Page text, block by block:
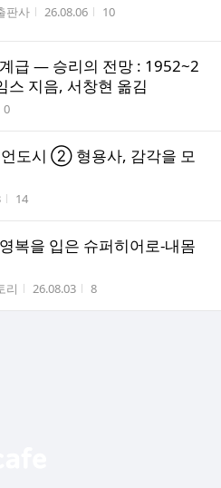
판사 작성시간
26.08.06 조회수
10
급 ― 승리의 전망 : 1952~2
스 지음, 서창현 옮김
조회수
0
도시 ② 형용사, 감각을 모
조회수
14
복을 입은 슈퍼히어로-내몸
리 작성시간
26.08.03 조회수
8